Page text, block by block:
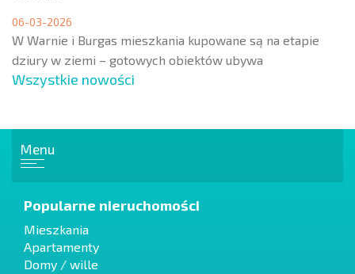
06-03-2026
W Warnie i Burgas mieszkania kupowane są na etapie
dziury w ziemi – gotowych obiektów ubywa
Wszystkie nowości
Menu
Popularne nieruchomości
Mieszkania
Apartamenty
Domy / wille